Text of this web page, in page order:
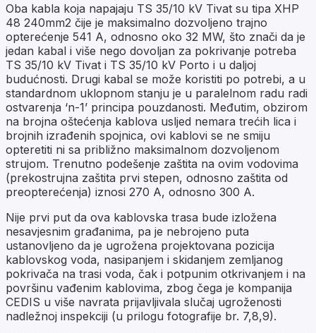
Oba kabla koja napajaju TS 35/10 kV Tivat su tipa XHP
48 240mm2 čije je maksimalno dozvoljeno trajno
opterećenje 541 A, odnosno oko 32 MW, što znači da je
jedan kabal i više nego dovoljan za pokrivanje potreba
TS 35/10 kV Tivat i TS 35/10 kV Porto i u daljoj
budućnosti. Drugi kabal se može koristiti po potrebi, a u
standardnom uklopnom stanju je u paralelnom radu radi
ostvarenja ‘n-1’ principa pouzdanosti. Međutim, obzirom
na brojna oštećenja kablova usljed nemara trećih lica i
brojnih izrađenih spojnica, ovi kablovi se ne smiju
opteretiti ni sa približno maksimalnom dozvoljenom
strujom. Trenutno podešenje zaštita na ovim vodovima
(prekostrujna zaštita prvi stepen, odnosno zaštita od
preopterećenja) iznosi 270 A, odnosno 300 A.
Nije prvi put da ova kablovska trasa bude izložena
nesavjesnim građanima, pa je nebrojeno puta
ustanovljeno da je ugrožena projektovana pozicija
kablovskog voda, nasipanjem i skidanjem zemljanog
pokrivača na trasi voda, čak i potpunim otkrivanjem i na
površinu vađenim kablovima, zbog čega je kompanija
CEDIS u više navrata prijavljivala slučaj ugroženosti
nadležnoj inspekciji (u prilogu fotografije br. 7,8,9).